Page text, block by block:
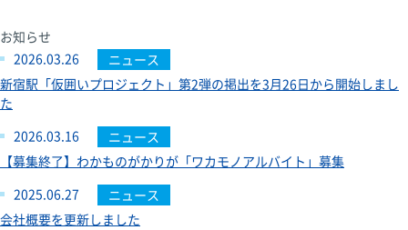
お知らせ
2026.03.26
ニュース
新宿駅「仮囲いプロジェクト」第2弾の掲出を3月26日から開始しまし
た
2026.03.16
ニュース
【募集終了】わかものがかりが「ワカモノアルバイト」募集
2025.06.27
ニュース
会社概要を更新しました